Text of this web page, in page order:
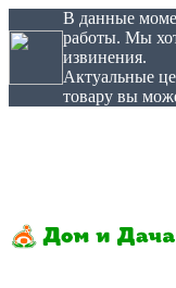
В данные
работы. Мы
извинения.
Актуальные
товару вы